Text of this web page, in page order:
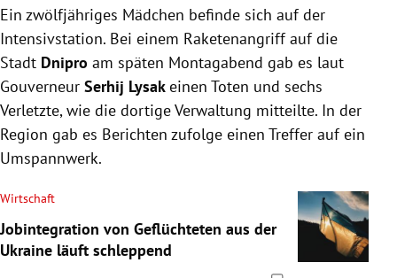
Ein zwölfjähriges Mädchen befinde sich auf der
Intensivstation. Bei einem Raketenangriff auf die
Stadt Dnipro am späten Montagabend gab es laut
Gouverneur Serhij Lysakeinen Toten und sechs
Verletzte, wie die dortige Verwaltung mitteilte. In der
Region gab es Berichten zufolge einen Treffer auf ein
Umspannwerk.
Wirtschaft
Jobintegration von Geflüchteten aus der
Ukraine läuft schleppend